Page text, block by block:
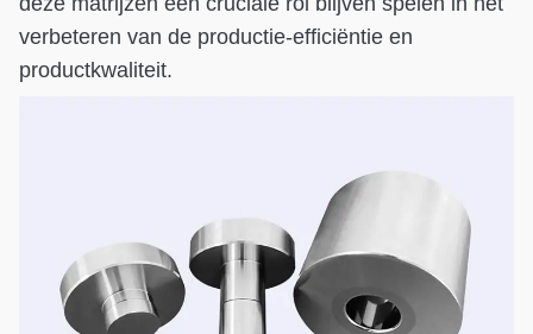
verbeteren van de productie-efficiëntie en
productkwaliteit.